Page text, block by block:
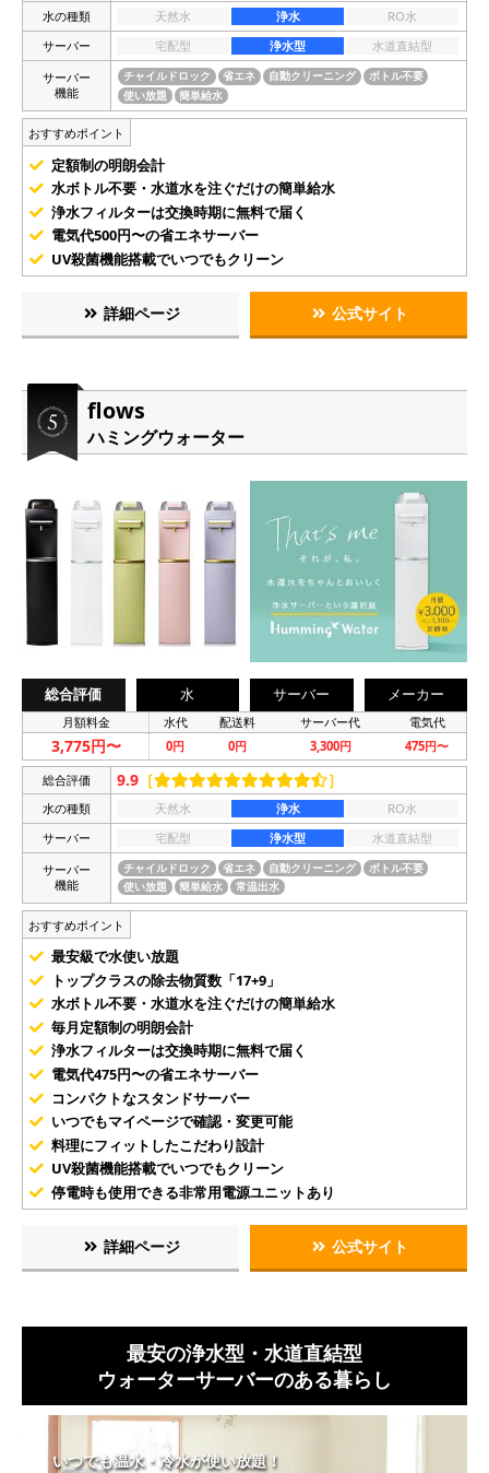
水の種類 天然水 浄水
RO水
サーバー
宅配型 浄水型
水道直結型
サーバー
機能
チャイルドロック 省エネ 自動クリーニング
ボトル不要
使い放題
簡単給水
おすすめポイント
定額制の明朗会計
水ボトル不要・水道水を注ぐだけの簡単給水
浄水フィルターは交換時期に無料で届く
電気代500円〜の省エネサーバー
UV殺菌機能搭載でいつでもクリーン
詳細ページ 公式サイト
flows
ハミングウォーター
総合評価 水 サーバー メーカー
月額料金 水代 配送料 サーバー代 電気代
3,775円〜 0円 0円 3,300円 475円〜
総合評価 9.9 ［ ］
水の種類 天然水 浄水
RO水
サーバー
宅配型 浄水型
水道直結型
サーバー
機能
チャイルドロック 省エネ 自動クリーニング
ボトル不要
使い放題
簡単給水 常温出水
おすすめポイント
最安級で水使い放題
トップクラスの除去物質数「17+9」
水ボトル不要・水道水を注ぐだけの簡単給水
毎月定額制の明朗会計
浄水フィルターは交換時期に無料で届く
電気代475円〜の省エネサーバー
コンパクトなスタンドサーバー
いつでもマイページで確認・変更可能
料理にフィットしたこだわり設計
UV殺菌機能搭載でいつでもクリーン
停電時も使用できる非常用電源ユニットあり
詳細ページ 公式サイト
最安の浄水型・水道直結型
ウォーターサーバーのある暮らし
いつでも温水・冷水が使い放題！